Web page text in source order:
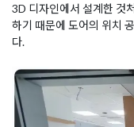
3D 디자인에서 설계한 것
하기 때문에 도어의 위치
다.